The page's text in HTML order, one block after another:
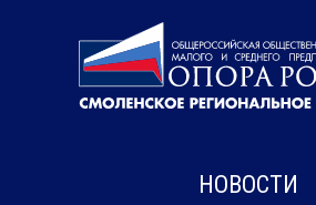
НОВОСТИ